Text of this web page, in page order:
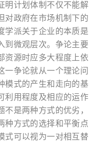
明计划体制不仅不能解
对政府在市场机制下的
学派关于企业的本质是
到微观层次。争论主要
资源时应多大程度上依
一争论就从一个理论问
模式的产生和走向的基
利用程度及相应的运作
是两种方式的优劣，
种方式的选择和平衡点
式可以视为一对相互替